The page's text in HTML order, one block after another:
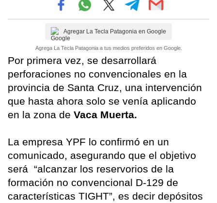
Agregar La Tecla Patagonia en Google
Agrega La Tecla Patagonia a tus medios preferidos en Google.
Por primera vez, se desarrollará
perforaciones no convencionales en la
provincia de Santa Cruz, una intervención
que hasta ahora solo se venía aplicando
en la zona de Vaca Muerta.
La empresa YPF lo confirmó en un
comunicado, asegurando que el objetivo
será “alcanzar los reservorios de la
formación no convencional D-129 de
características TIGHT”, es decir depósitos